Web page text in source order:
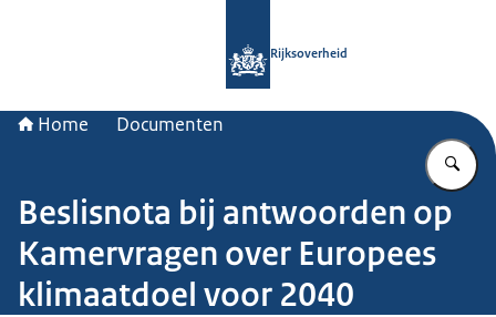
Rijksoverheid
Home Documenten
Beslisnota bij antwoorden op
Kamervragen over Europees
klimaatdoel voor 2040